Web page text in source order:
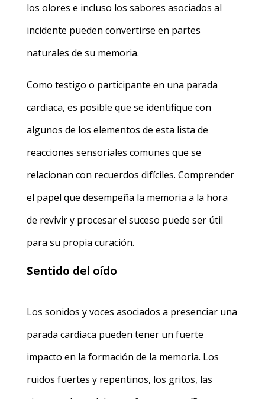
los olores e incluso los sabores asociados al
incidente pueden convertirse en partes
naturales de su memoria.
Como testigo o participante en una parada
cardiaca, es posible que se identifique con
algunos de los elementos de esta lista de
reacciones sensoriales comunes que se
relacionan con recuerdos difíciles. Comprender
el papel que desempeña la memoria a la hora
de revivir y procesar el suceso puede ser útil
para su propia curación.
Sentido del oído
Los sonidos y voces asociados a presenciar una
parada cardiaca pueden tener un fuerte
impacto en la formación de la memoria. Los
ruidos fuertes y repentinos, los gritos, las